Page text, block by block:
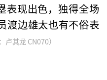
表现出色，独得全场
渡边雄太也有不俗表
卢其龙 CN070）